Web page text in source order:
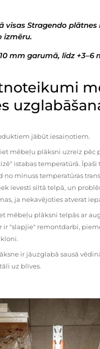
visas Stragendo plātnes
izmēru.
mm garumā, līdz +3–6
jābūt iesaiņotiem.
mēbeļu plāksni uzreiz pēc
istabas temperatūrā. Īpaši
no mīnuss temperatūras
ievesti siltā telpā, un
ja nekavējoties atverat
mēbeļu plāksni telpās ar
ir "slapjie" remontdarbi,
ir jāuzglabā sausā
uz blīves.